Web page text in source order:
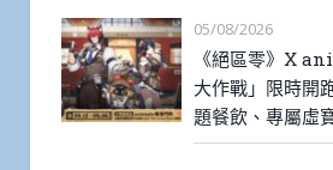
05/08/2026
《絕區零》X
大作戰」限時開
題餐飲、專屬虛